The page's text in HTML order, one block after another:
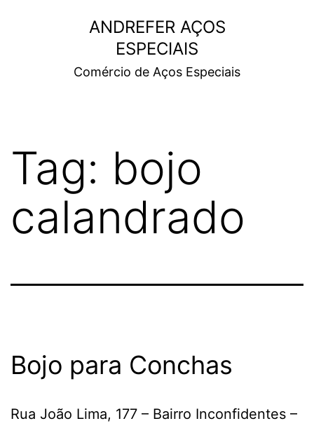
ANDREFER AÇOS
ESPECIAIS
Comércio de Aços Especiais
Tag: bojo
calandrado
Bojo para Conchas
Rua João Lima, 177 – Bairro Inconfidentes –